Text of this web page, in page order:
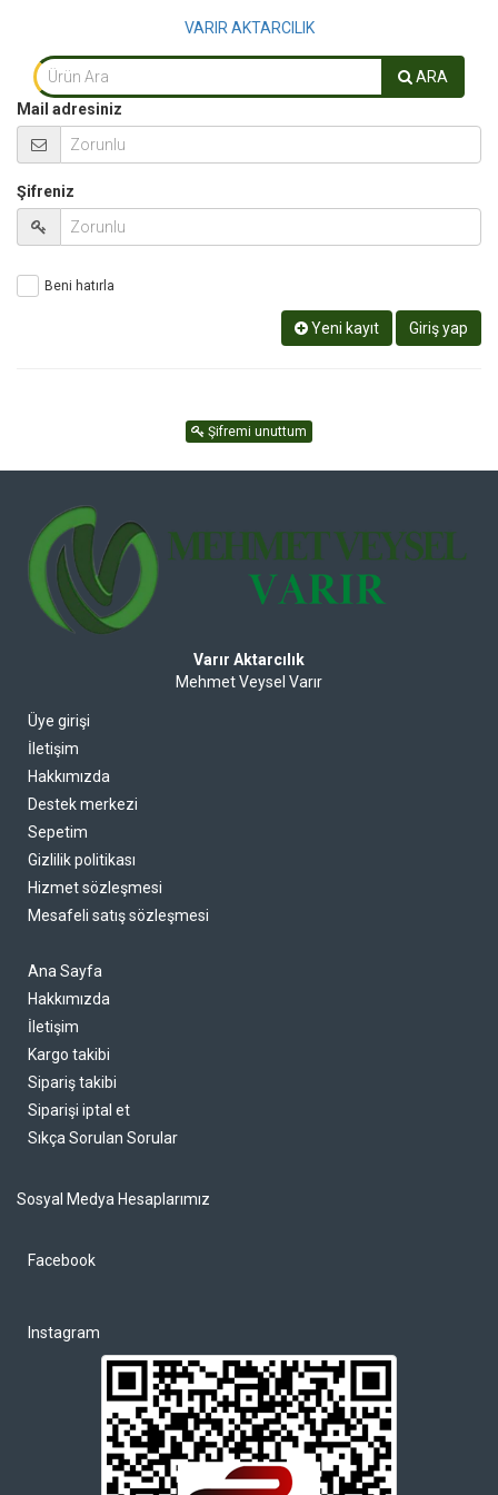
VARIR AKTARCILIK
ARA
Mail adresiniz
Şifreniz
Beni hatırla
Yeni kayıt Giriş yap
Şifremi unuttum
Varır Aktarcılık
Mehmet Veysel Varır
Üye girişi
İletişim
Hakkımızda
Destek merkezi
Sepetim
Gizlilik politikası
Hizmet sözleşmesi
Mesafeli satış sözleşmesi
Ana Sayfa
Hakkımızda
İletişim
Kargo takibi
Sipariş takibi
Siparişi iptal et
Sıkça Sorulan Sorular
Sosyal Medya Hesaplarımız
Facebook
Instagram